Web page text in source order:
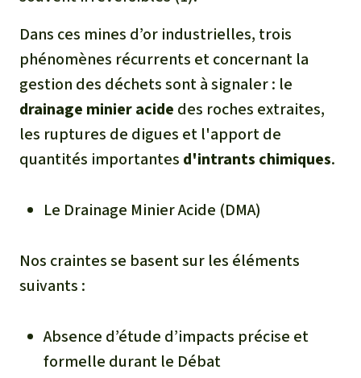
Dans ces mines d’or industrielles, trois
phénomènes récurrents et concernant la
gestion des déchets sont à signaler : le
drainage minier acide des roches extraites,
les ruptures de digues et l'apport de
quantités importantes d'intrants chimiques.
Le Drainage Minier Acide (DMA)
Nos craintes se basent sur les éléments
suivants :
Absence d’étude d’impacts précise et
formelle durant le Débat